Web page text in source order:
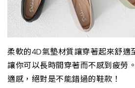
柔軟的4D氣墊材質讓穿著起來舒適
讓你可以長時間穿著而不感到疲勞
適感，絕對是不能錯過的鞋款！